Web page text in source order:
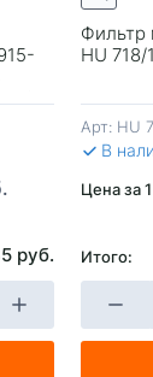
руб.
Фильтр
HU 718/
Арт: HU
В
Цена за
Итого:
В КОРЗИНУ